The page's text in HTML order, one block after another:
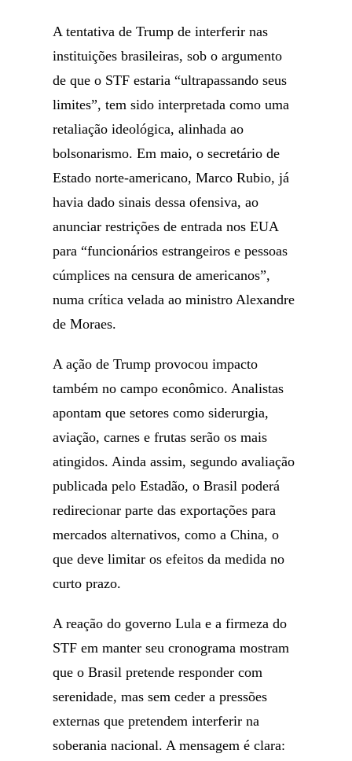
A tentativa de Trump de interferir nas
instituições brasileiras, sob o argumento
de que o STF estaria “ultrapassando seus
limites”, tem sido interpretada como uma
retaliação ideológica, alinhada ao
bolsonarismo. Em maio, o secretário de
Estado norte-americano, Marco Rubio, já
havia dado sinais dessa ofensiva, ao
anunciar restrições de entrada nos EUA
para “funcionários estrangeiros e pessoas
cúmplices na censura de americanos”,
numa crítica velada ao ministro Alexandre
de Moraes.
A ação de Trump provocou impacto
também no campo econômico. Analistas
apontam que setores como siderurgia,
aviação, carnes e frutas serão os mais
atingidos. Ainda assim, segundo avaliação
publicada pelo Estadão, o Brasil poderá
redirecionar parte das exportações para
mercados alternativos, como a China, o
que deve limitar os efeitos da medida no
curto prazo.
A reação do governo Lula e a firmeza do
STF em manter seu cronograma mostram
que o Brasil pretende responder com
serenidade, mas sem ceder a pressões
externas que pretendem interferir na
soberania nacional. A mensagem é clara: